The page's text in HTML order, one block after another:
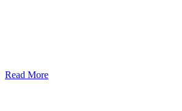
Read More